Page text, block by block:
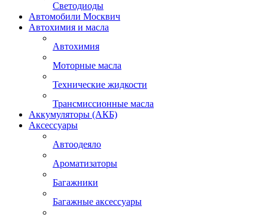
Светодиоды
Автомобили Москвич
Автохимия и масла
Автохимия
Моторные масла
Технические жидкости
Трансмиссионные масла
Аккумуляторы (АКБ)
Аксессуары
Автоодеяло
Ароматизаторы
Багажники
Багажные аксессуары